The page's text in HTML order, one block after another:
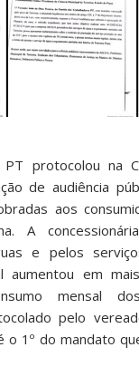
protocolou na
de audiência
aos
A
e pelos
aumentou em
mensal
pelo
1º do mandato